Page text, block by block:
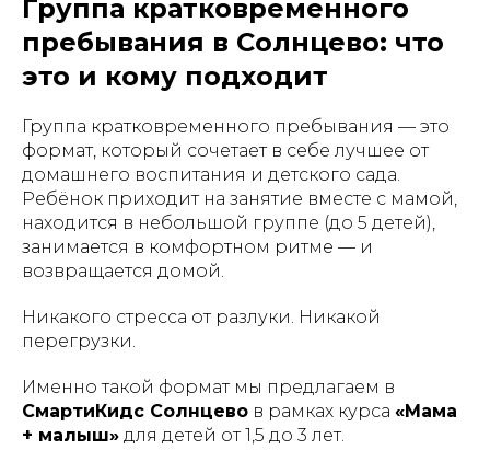
Группа кратковременного
пребывания в Солнцево: что
это и кому подходит
Группа кратковременного пребывания — это
формат, который сочетает в себе лучшее от
домашнего воспитания и детского сада.
Ребёнок приходит на занятие вместе с мамой,
находится в небольшой группе (до 5 детей),
занимается в комфортном ритме — и
возвращается домой.
Никакого стресса от разлуки. Никакой
перегрузки.
Именно такой формат мы предлагаем в
СмартиКидс Солнцево в рамках курса «Мама
+ малыш» для детей от 1,5 до 3 лет.